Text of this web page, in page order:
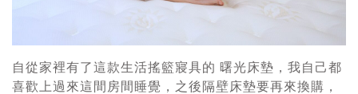
自從家裡有了這款生活搖籃寢具的 曙光床墊，我自己都
喜歡上過來這間房間睡覺，之後隔壁床墊要再來換購，